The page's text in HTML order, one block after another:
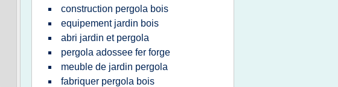
construction pergola bois
equipement jardin bois
abri jardin et pergola
pergola adossee fer forge
meuble de jardin pergola
fabriquer pergola bois